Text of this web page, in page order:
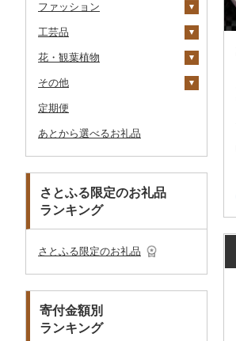
但馬牛
佐賀牛
長崎和牛
宮崎牛
その他牛肉（精肉）
サバ
鯛
のどぐろ
ブリ
ほっけ
その他鮮魚
まどんな
その他柑橘
干し芋
びわ
パイナップル
栗
レタス
煎餅・おかき
羊羹
饅頭
大福
その他和菓子
豆腐
漬物
キムチ
その他漬物
缶詰・瓶詰
肉
魚
ジャム
その他缶詰・瓶詰
乾物
燻製（スモーク）
おせち
その他加工品
食用油
オリーブオイル
ごま油
はちみつ
ドレッシング
その他調味料
ケチャップ
こしょう
その他調味料
美容・健康家電
カー用品
時計
その他家電
その他旅行券
券
GDOふるさとゴルフ
プレークーポン
その他のゴルフプレー
花火大会チケット
カタログギフト
机・テーブル
その他家具・インテリ
布団
毛布
タオルケット
タオル
その他タオル
文房具・印鑑
ボールペン
ノート・ファイル
その他文房具
食器
グラス・カップ
箸
スプーン・フォーク・
ナイフ
皿・椀
その他食器
キッチン用品
フライパン
鍋
まな板
土鍋
日用品
洗剤
トイレットペーパー
ティッシュ
その他日用品
楽器・器材
本・CD・DVD
おもちゃ・ぬいぐるみ
ご当地キャラクター
ペット用品
その他雑貨
ゴルフボール
ゴルフウェア
その他ゴルフ
釣り
サイクリング
アウトドア・キャンプ
その他スポーツ
その他スポーツ
スキンケア
洗顔
その他スキンケア
シャンプー・リンス
石鹸・ボディーソープ
入浴剤
アロマ
プロテイン
その他美容
ファッション
鞄・バッグ
トートバッグ・ショル
ツケース
その他鞄・バッグ
洋服
女性・レディース
子供・ベビー
その他洋服
和服
靴・履物
靴・シューズ
スリッパ・下駄・草履
その他靴・履物
アクセサリー
ペンダント・ネックレ
ス
ピアス・イヤリング
その他アクセサリー
その他服飾小物
ショール・ストール
マフラー・手袋
工芸品
織物
本場奄美大島紬
陶器・漆器
唐津焼
備前焼
美濃焼
村上木彫堆朱
その他装飾品・工芸品
数珠
工芸品
播州そろばん
美濃和紙
花・観葉植物
観葉植物・苗木
花
胡蝶蘭
造花・プリザーブドフ
ラワー
その他花
盆栽・その他
その他
地域サービス
その他
定期便
あとから選べるお礼品
さとふる限定のお礼品
ランキング
さとふる限定のお礼品
寄付金額別
ランキング